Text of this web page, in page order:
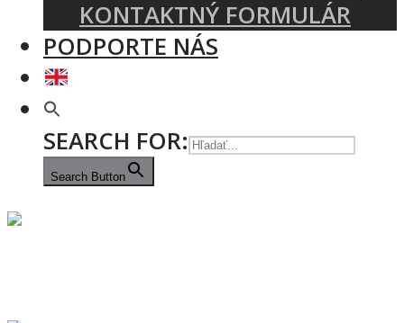
KONTAKTNÝ FORMULÁR
PODPORTE NÁS
SEARCH FOR:
Search Button